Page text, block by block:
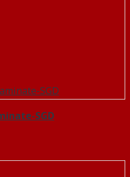
SGD